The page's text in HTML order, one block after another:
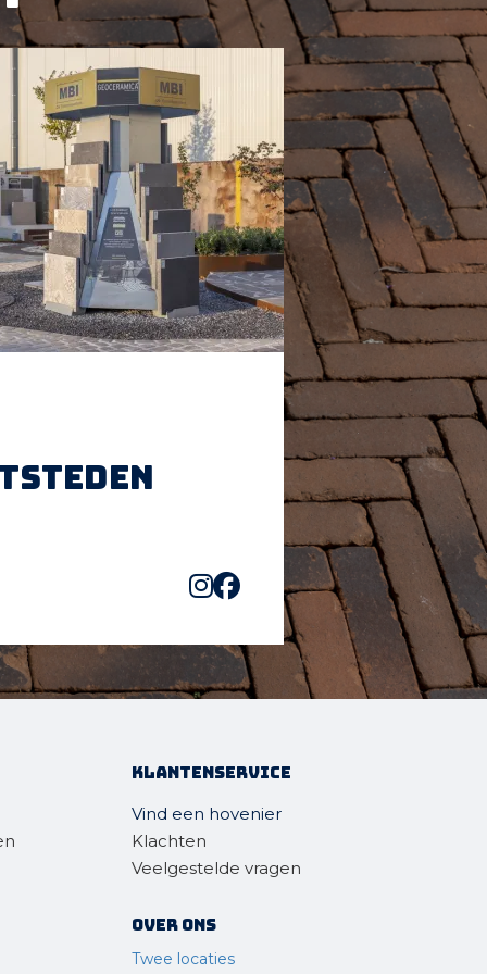
Klantenservice
Vind een hovenier
Klachten
Veelgestelde vragen
Over ons
Twee locaties